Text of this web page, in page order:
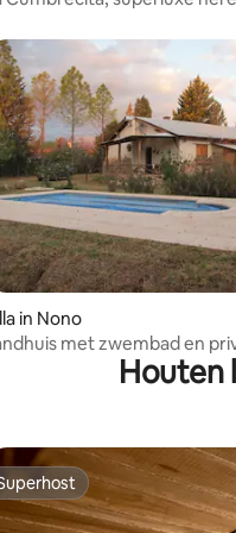
beoordeling van 5 uit 5, 11
in Nono
met zwembad en
Houten